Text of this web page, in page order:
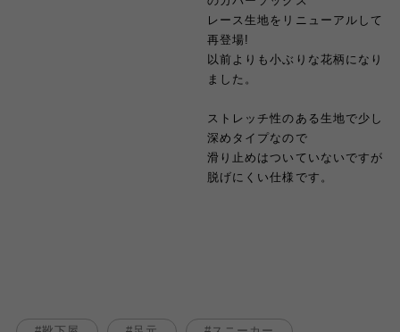
レース生地をリニューアルして
再登場!
以前よりも小ぶりな花柄になり
ました。
ストレッチ性のある生地で少し
深めタイプなので
滑り止めはついていないですが
脱げにくい仕様です。